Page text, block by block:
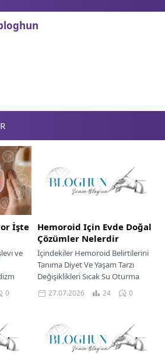
İşte
ve
0
Hemoroid Için Evde Doğal
Çözümler Nelerdir
İçindekiler Hemoroid Belirtilerini
Tanıma Diyet Ve Yaşam Tarzı
Değişiklikleri Sıcak Su Oturma
Banyoları Bitkisel Çözümler Ve
Topikal Uygulamalar Ne Zaman...
27.07.2026 24 0